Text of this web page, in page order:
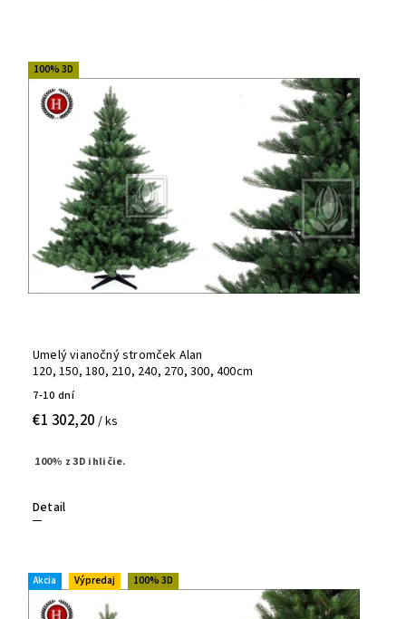
Najpredávanejšie
100% 3D
Umelý vianočný stromček Alan
120, 150, 180, 210, 240, 270, 300, 400cm
7-10 dní
€1 302,20 / ks
Detail
100% z 3D ihličie.
Akcia Výpredaj 100% 3D